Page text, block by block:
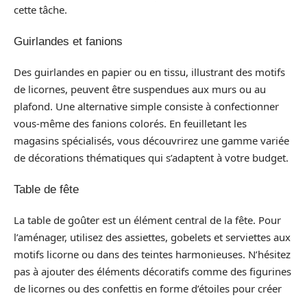
cette tâche.
Guirlandes et fanions
Des guirlandes en papier ou en tissu, illustrant des motifs
de licornes, peuvent être suspendues aux murs ou au
plafond. Une alternative simple consiste à confectionner
vous-même des fanions colorés. En feuilletant les
magasins spécialisés, vous découvrirez une gamme variée
de décorations thématiques qui s’adaptent à votre budget.
Table de fête
La table de goûter est un élément central de la fête. Pour
l’aménager, utilisez des assiettes, gobelets et serviettes aux
motifs licorne ou dans des teintes harmonieuses. N’hésitez
pas à ajouter des éléments décoratifs comme des figurines
de licornes ou des confettis en forme d’étoiles pour créer